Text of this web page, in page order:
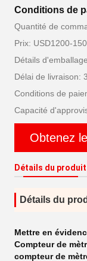
Conditions de
Quantité de
Prix: USD1200-
Détails
Délai de livraison:
Conditions de
Capacité
Obtenez
Détails du produit
Détails du
Mettre en
Compteur de
compteur de